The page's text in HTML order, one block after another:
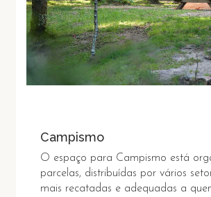
Campismo
O espaço para Campismo está
parcelas, distribuídas por vários
mais recatadas e adequadas a